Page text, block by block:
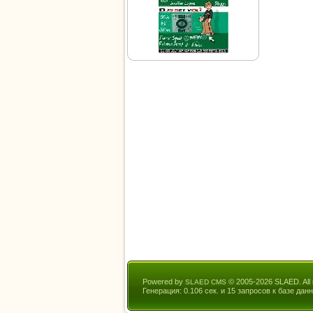
Powered by SLAED CMS © 2005-2026 SLAED. All
Генерация: 0.106 сек. и 15 запросов к базе